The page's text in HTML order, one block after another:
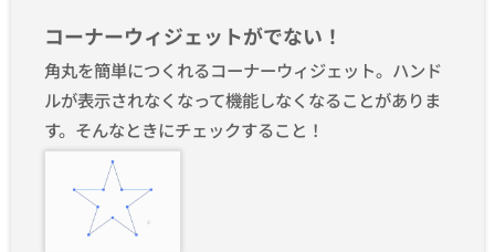
コーナーウィジェットがでない！
角丸を簡単につくれるコーナーウィジェット。ハンド
ルが表示されなくなって機能しなくなることがありま
す。そんなときにチェックすること！